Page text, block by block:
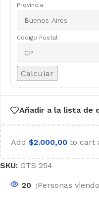
Provincia
Código Postal
Calcular
Añadir a la lista de
Add $2.000,00 to cart
SKU: GTS 254
20 ¡Personas